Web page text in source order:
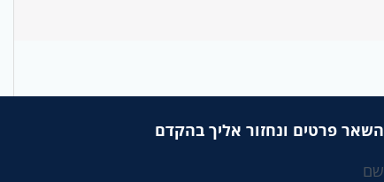
השאר פרטים ונחזור אליך בהקדם
שם